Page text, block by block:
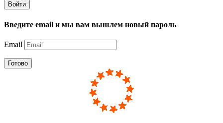
Войти
Введите email и мы вам вышлем новый пароль
Email
Готово